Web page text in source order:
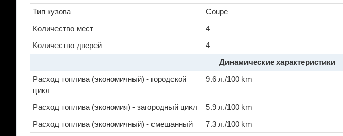
Тип кузова
Coupe
Количество мест
4
Количество дверей
4
Динамические характеристики
Расход топлива (экономичный) - городской
цикл
9.6 л./100 km
Расход топлива (экономия) - загородный цикл
5.9 л./100 km
Расход топлива (экономичный) - смешанный
7.3 л./100 km